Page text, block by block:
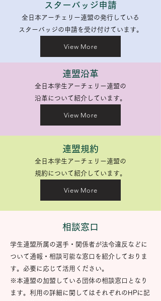
スターバッジ申請
全日本アーチェリー連盟の発行している
​スターバッジの申請を受け付けています。
View More
連盟沿革
全日本学生アーチェリー連盟の
​沿革について紹介しています。
View More
連盟規約
全日本学生アーチェリー連盟の
​規約について紹介しています。
View More
相談窓口
学生連盟所属の選手・関係者が法令違反などに
ついて通報・相談可能な窓口を紹介しておりま
す。必要に応じて活用ください。
​※本連盟の加盟している団体の相談窓口となり
ます。利用の詳細に関してはそれぞれのHPに記